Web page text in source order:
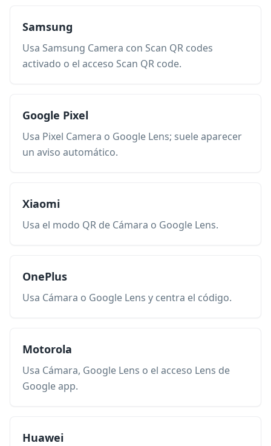
Samsung
Usa Samsung Camera con Scan QR codes
activado o el acceso Scan QR code.
Google Pixel
Usa Pixel Camera o Google Lens; suele aparecer
un aviso automático.
Xiaomi
Usa el modo QR de Cámara o Google Lens.
OnePlus
Usa Cámara o Google Lens y centra el código.
Motorola
Usa Cámara, Google Lens o el acceso Lens de
Google app.
Huawei